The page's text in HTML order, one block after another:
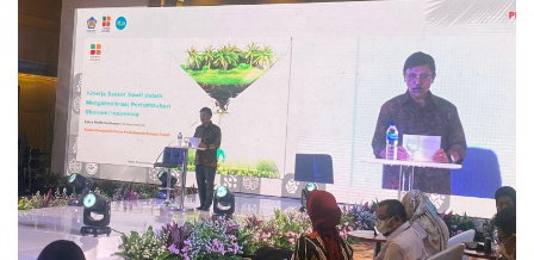
Berita
Pengumuman
Tentang Sawit
Riset
Hubungi Kami